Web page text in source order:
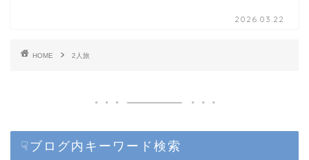
2026.03.22
HOME 2人旅
☟ブログ内キーワード検索